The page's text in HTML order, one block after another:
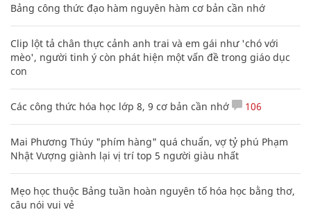
Bảng công thức đạo hàm nguyên hàm cơ bản cần nhớ
Clip lột tả chân thực cảnh anh trai và em gái như 'chó với
mèo', người tinh ý còn phát hiện một vấn đề trong giáo dục
con
Các công thức hóa học lớp 8, 9 cơ bản cần nhớ 106
Mai Phương Thúy "phím hàng" quá chuẩn, vợ tỷ phú Phạm
Nhật Vượng giành lại vị trí top 5 người giàu nhất
Mẹo học thuộc Bảng tuần hoàn nguyên tố hóa học bằng thơ,
câu nói vui vẻ